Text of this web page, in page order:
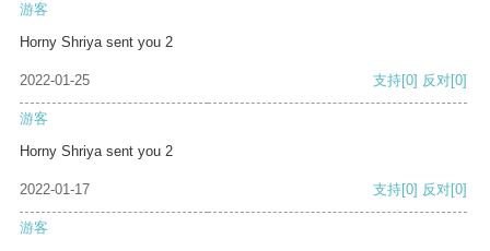
游客
Horny Shriya sent you 2
2022-01-25 支持[0] 反对[0]
游客
Horny Shriya sent you 2
2022-01-17 支持[0] 反对[0]
游客